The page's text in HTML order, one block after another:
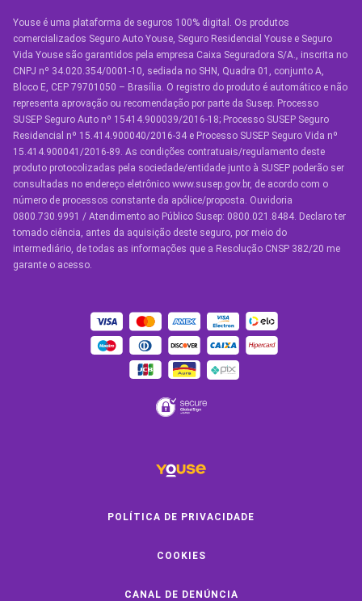
SEGUROS
Seguro Auto
Seguro Auto para Terceiros
Seguro por Marcas de Carro
Seguro Residencial
Seguro de Vida
Manual de Assistências
Condições Gerais
OUTROS SERVIÇOS
Youse é uma plataforma de seguros 100% digital. Os produtos
comercializados Seguro Auto Youse, Seguro Residencial Youse e Seguro
Vida Youse são garantidos pela empresa Caixa Seguradora S/A., inscrita no
CNPJ nº 34.020.354/0001-10, sediada no SHN, Quadra 01, conjunto A,
Bloco E, CEP 79701050 – Brasília. O registro do produto é automático e não
representa aprovação ou recomendação por parte da Susep. Processo
SUSEP Seguro Auto nº 15414.900039/2016-18; Processo SUSEP Seguro
Residencial nº 15.414.900040/2016-34 e Processo SUSEP Seguro Vida nº
15.414.900041/2016-89. As condições contratuais/regulamento deste
produto protocolizadas pela sociedade/entidade junto à SUSEP poderão ser
consultadas no endereço eletrônico www.susep.gov.br, de acordo com o
número de processos constante da apólice/proposta. Ouvidoria
0800.730.9991 / Atendimento ao Público Susep: 0800.021.8484. Declaro ter
tomado ciência, antes da aquisição deste seguro, por meio do
intermediário, de todas as informações que a Resolução CNSP 382/20 me
garante o acesso.
POLÍTICA DE PRIVACIDADE
COOKIES
CANAL DE DENÚNCIA